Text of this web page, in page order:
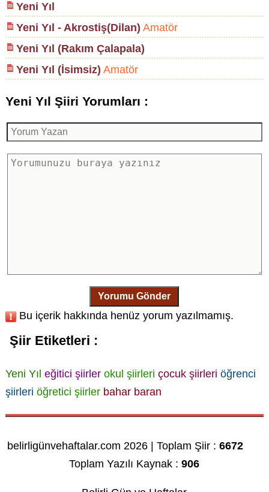
Yeni Yıl
Yeni Yıl - Akrostiş(Dilan) Amatör
Yeni Yıl (Rakım Çalapala)
Yeni Yıl (İsimsiz) Amatör
Yeni Yıl Şiiri Yorumları :
Yorumu Gönder
Bu içerik hakkında henüz yorum yazılmamış.
Şiir Etiketleri :
Yeni Yıl eğitici şiirler okul şiirleri çocuk şiirleri öğrenci
şiirleri öğretici şiirler bahar baran
belirligünvehaftalar.com 2026 | Toplam Şiir :6672
Toplam Yazılı Kaynak :906